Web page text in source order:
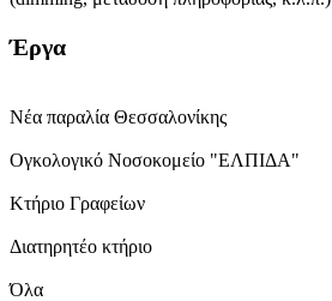
Έργα
Νέα παραλία Θεσσαλονίκης
Ογκολογικό Νοσοκομείο "ΕΛΠΙΔΑ"
Κτήριο Γραφείων
Διατηρητέο κτήριο
Όλα